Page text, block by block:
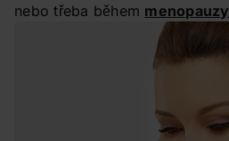
nebo třeba během menopauzy